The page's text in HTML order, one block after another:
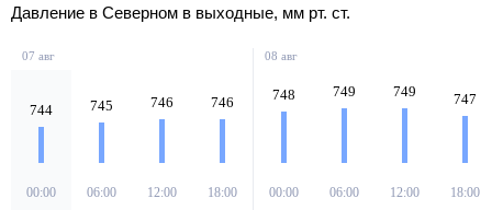
Давление в Северном в выходные, мм рт. ст.
07 авг
744
00:00
745
06:00
746
12:00
746
18:00
08 авг
748
00:00
749
06:00
749
12:00
747
18:00